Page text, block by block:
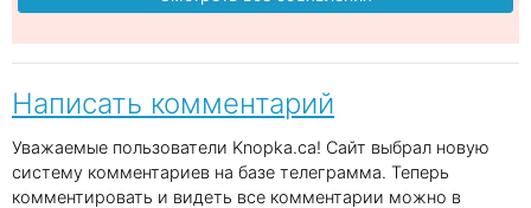
Написать комментарий
Уважаемые пользователи Knopka.ca! Сайт выбрал новую
систему комментариев на базе телеграмма. Теперь
комментировать и видеть все комментарии можно в